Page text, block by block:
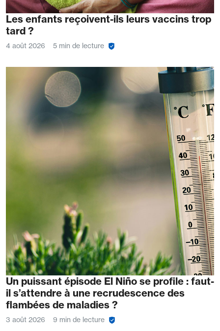
Les enfants reçoivent-ils leurs vaccins trop
tard ?
4 août 2026 5 min de lecture
Un puissant épisode El Niño se profile : faut-
il s’attendre à une recrudescence des
flambées de maladies ?
3 août 2026 9 min de lecture